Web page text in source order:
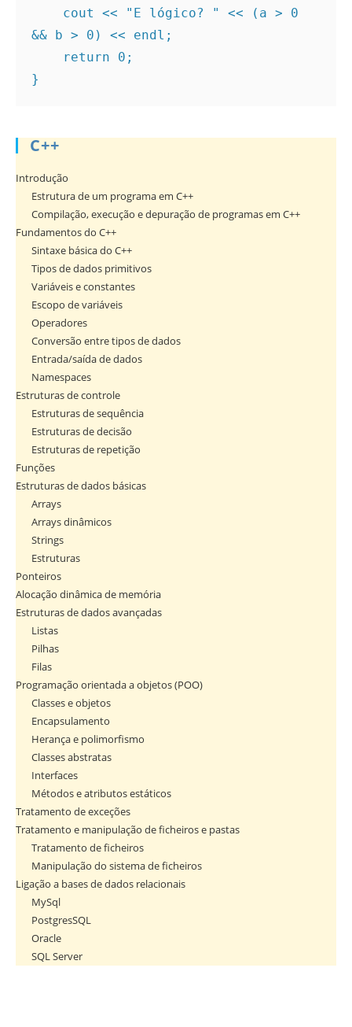
&& b > 0) << endl;
    return 0;
}
C++
Introdução
Estrutura de um programa em C++
Compilação, execução e depuração de programas em C++
Fundamentos do C++
Sintaxe básica do C++
Tipos de dados primitivos
Variáveis e constantes
Escopo de variáveis
Operadores
Conversão entre tipos de dados
Entrada/saída de dados
Namespaces
Estruturas de controle
Estruturas de sequência
Estruturas de decisão
Estruturas de repetição
Funções
Estruturas de dados básicas
Arrays
Arrays dinâmicos
Strings
Estruturas
Ponteiros
Alocação dinâmica de memória
Estruturas de dados avançadas
Listas
Pilhas
Filas
Programação orientada a objetos (POO)
Classes e objetos
Encapsulamento
Herança e polimorfismo
Classes abstratas
Interfaces
Métodos e atributos estáticos
Tratamento de exceções
Tratamento e manipulação de ficheiros e pastas
Tratamento de ficheiros
Manipulação do sistema de ficheiros
Ligação a bases de dados relacionais
MySql
PostgresSQL
Oracle
SQL Server